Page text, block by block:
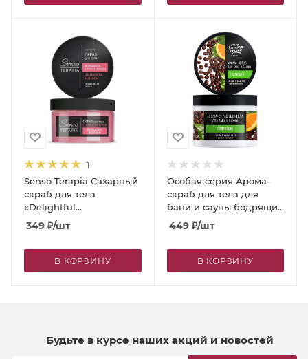
1
Senso Terapia Сахарный
скраб для тела
«Delightful
Blossom»/«Прелестный цветок»,
349 ₽/шт
В КОРЗИНУ
Особая серия Арома-
скраб для тела для
бани и сауны бодрящий
МОЛОТЫЙ ЧЕРНЫЙ
КОФЕ И МАСЛО
449₽/шт
В КОРЗИНУ
Будьте в курсе наших акций и новостей